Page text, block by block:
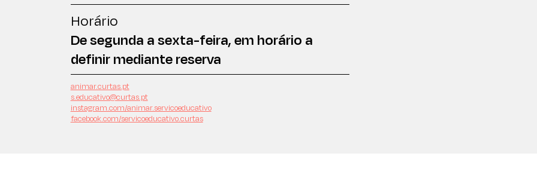
Horário
De segunda a sexta-feira, em horário a
definir mediante reserva
animar.curtas.pt
s.educativo@curtas.pt
instagram.com/animar.servicoeducativo
facebook.com/servicoeducativo.curtas